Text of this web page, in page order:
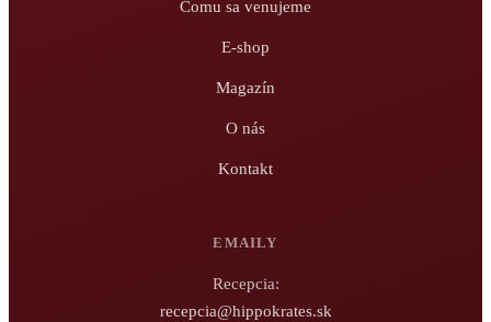
Čomu sa venujeme
E-shop
Magazín
O nás
Kontakt
EMAILY
Recepcia:
recepcia@hippokrates.sk